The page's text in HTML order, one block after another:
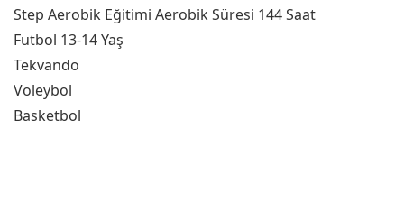
Step Aerobik Eğitimi Aerobik Süresi 144 Saat
Futbol 13-14 Yaş
Tekvando
Voleybol
Basketbol